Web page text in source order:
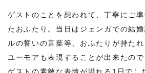
ゲストのことを想われて、丁寧にご
たおふたり。当日はジェンガでの結
ルの誓いの言葉等、おふたりが持た
ユーモアも表現することが出来たので